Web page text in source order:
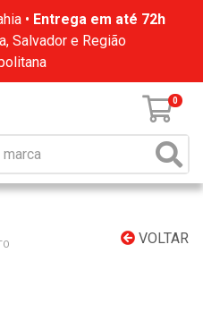
• Entrega em até 72h
Salvador e Região
0
VOLTAR